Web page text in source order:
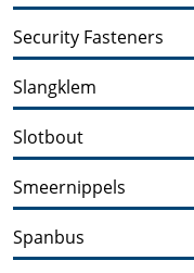
Security Fasteners
Slangklem
Slotbout
Smeernippels
Spanbus